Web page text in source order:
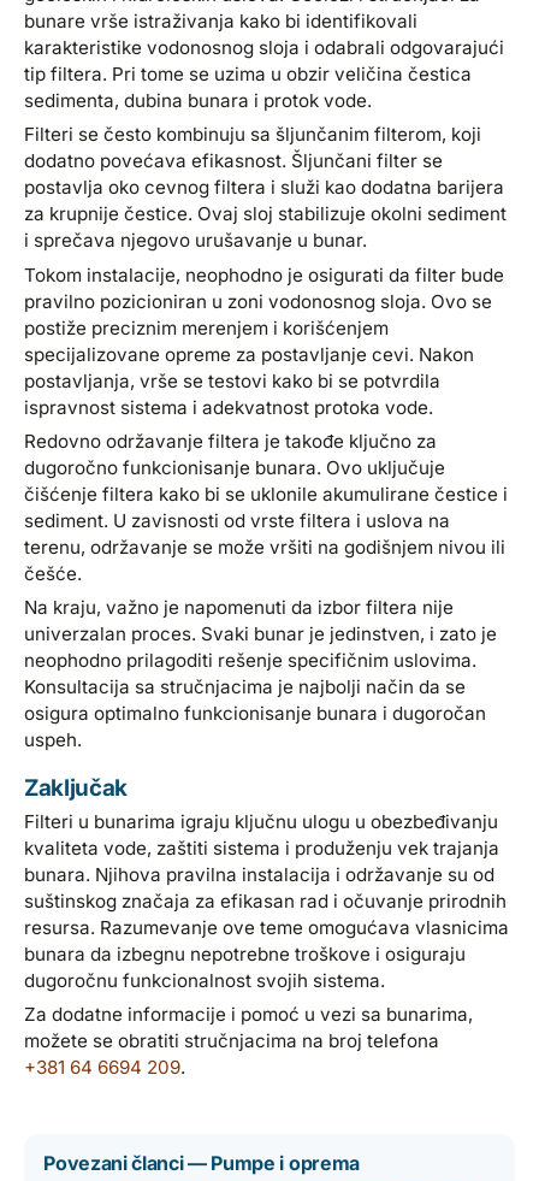
bunare vrše istraživanja kako bi identifikovali
karakteristike vodonosnog sloja i odabrali odgovarajući
tip filtera. Pri tome se uzima u obzir veličina čestica
sedimenta, dubina bunara i protok vode.
Filteri se često kombinuju sa šljunčanim filterom, koji
dodatno povećava efikasnost. Šljunčani filter se
postavlja oko cevnog filtera i služi kao dodatna barijera
za krupnije čestice. Ovaj sloj stabilizuje okolni sediment
i sprečava njegovo urušavanje u bunar.
Tokom instalacije, neophodno je osigurati da filter bude
pravilno pozicioniran u zoni vodonosnog sloja. Ovo se
postiže preciznim merenjem i korišćenjem
specijalizovane opreme za postavljanje cevi. Nakon
postavljanja, vrše se testovi kako bi se potvrdila
ispravnost sistema i adekvatnost protoka vode.
Redovno održavanje filtera je takođe ključno za
dugoročno funkcionisanje bunara. Ovo uključuje
čišćenje filtera kako bi se uklonile akumulirane čestice i
sediment. U zavisnosti od vrste filtera i uslova na
terenu, održavanje se može vršiti na godišnjem nivou ili
češće.
Na kraju, važno je napomenuti da izbor filtera nije
univerzalan proces. Svaki bunar je jedinstven, i zato je
neophodno prilagoditi rešenje specifičnim uslovima.
Konsultacija sa stručnjacima je najbolji način da se
osigura optimalno funkcionisanje bunara i dugoročan
uspeh.
Zaključak
Filteri u bunarima igraju ključnu ulogu u obezbeđivanju
kvaliteta vode, zaštiti sistema i produženju vek trajanja
bunara. Njihova pravilna instalacija i održavanje su od
suštinskog značaja za efikasan rad i očuvanje prirodnih
resursa. Razumevanje ove teme omogućava vlasnicima
bunara da izbegnu nepotrebne troškove i osiguraju
dugoročnu funkcionalnost svojih sistema.
Za dodatne informacije i pomoć u vezi sa bunarima,
možete se obratiti stručnjacima na broj telefona
+381 64 6694 209.
Povezani članci — Pumpe i oprema